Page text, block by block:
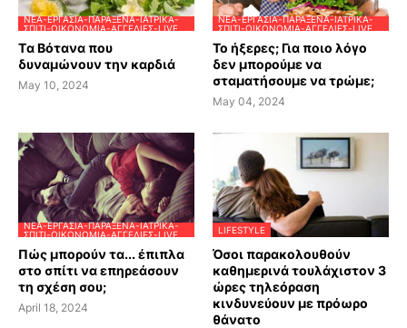
ΝΈΑ-ΕΡΓΑΣΊΑ-ΠΑΡΆΞΕΝΑ-ΙΑΤΡΙΚΆ-
ΣΠΊΤΙ-ΟΙΚΟΝΟΜΊΑ-ΑΓΓΕΛΊΕΣ-LIVE
Tα Βότανα που
δυναμώνουν την καρδιά
May 10, 2024
ΝΈΑ-ΕΡΓΑΣΊΑ-ΠΑΡΆΞΕΝΑ-ΙΑΤΡΙΚΆ-
ΣΠΊΤΙ-ΟΙΚΟΝΟΜΊΑ-ΑΓΓΕΛΊΕΣ-LIVE
Το ήξερες; Για ποιο λόγο
δεν μπορούμε να
σταματήσουμε να τρώμε;
May 04, 2024
ΝΈΑ-ΕΡΓΑΣΊΑ-ΠΑΡΆΞΕΝΑ-ΙΑΤΡΙΚΆ-
ΣΠΊΤΙ-ΟΙΚΟΝΟΜΊΑ-ΑΓΓΕΛΊΕΣ-LIVE
Πώς μπορούν τα... έπιπλα
στο σπίτι να επηρεάσουν
τη σχέση σου;
April 18, 2024
LIFESTYLE
Όσοι παρακολουθούν
καθημερινά τουλάχιστον 3
ώρες τηλεόραση
κινδυνεύουν με πρόωρο
θάνατο